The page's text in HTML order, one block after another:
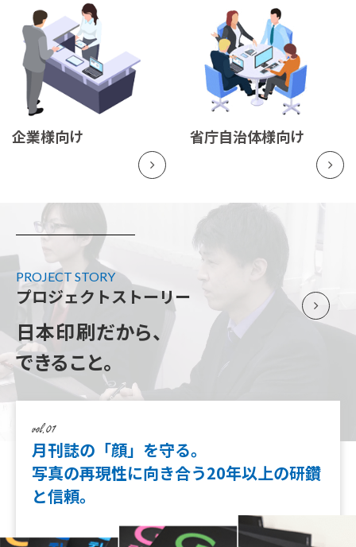
企業様向け 省庁自治体様向け
PROJECT STORY
プロジェクトストーリー
日本印刷だから、
できること。
月刊誌の「顔」を守る。
写真の再現性に向き合う20年以上の研鑽
と信頼。